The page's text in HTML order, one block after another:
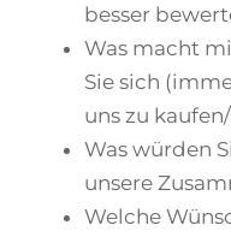
besser
Was macht
Sie sich
uns zu
Was würden
unsere
Welche